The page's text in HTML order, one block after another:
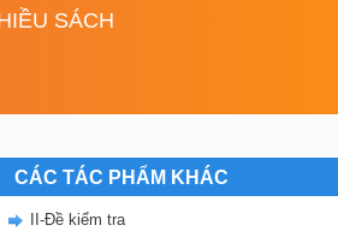
SÁCH
CÁC TÁC PHẨM KHÁC
II-Đề kiểm tra